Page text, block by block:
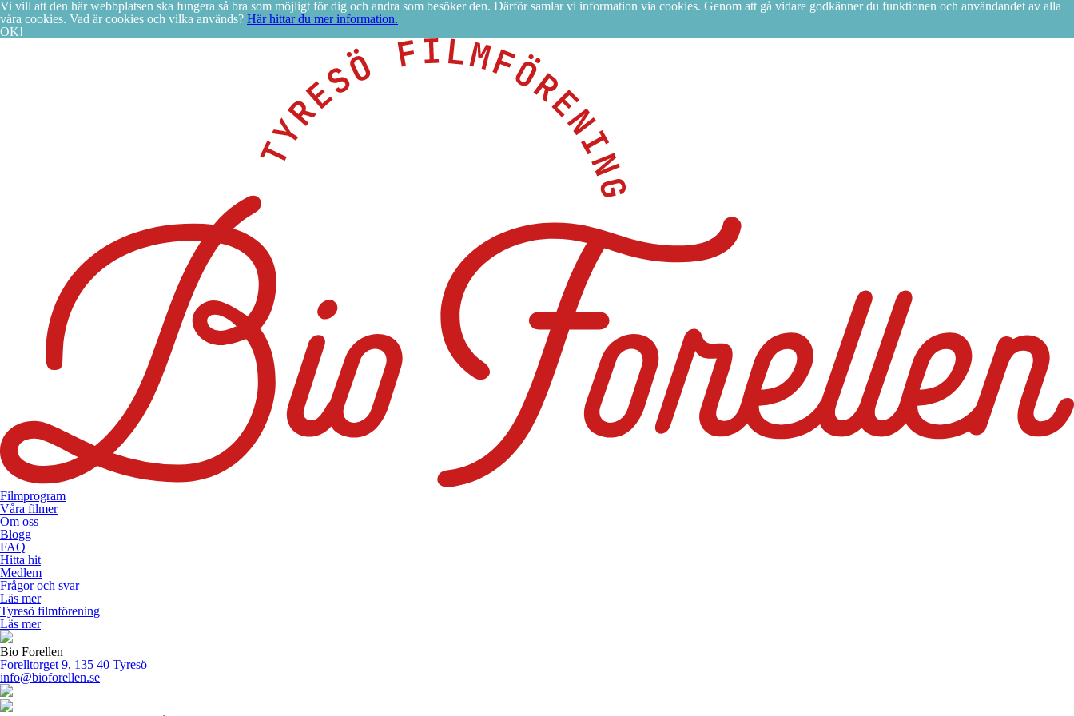
Vi vill att den här webbplatsen ska fungera så bra som möjligt för dig och andra som besöker den. Därför samlar vi information via cookies. Genom att gå vidare godkänner du funktionen och användandet av alla
våra cookies. Vad är cookies och vilka används? Här hittar du mer information.
OK!
Filmprogram
Våra filmer
Om oss
Blogg
FAQ
Hitta hit
Medlem
Frågor och svar
Läs mer
Tyresö filmförening
Läs mer
Bio Forellen
Forelltorget 9, 135 40 Tyresö
info@bioforellen.se